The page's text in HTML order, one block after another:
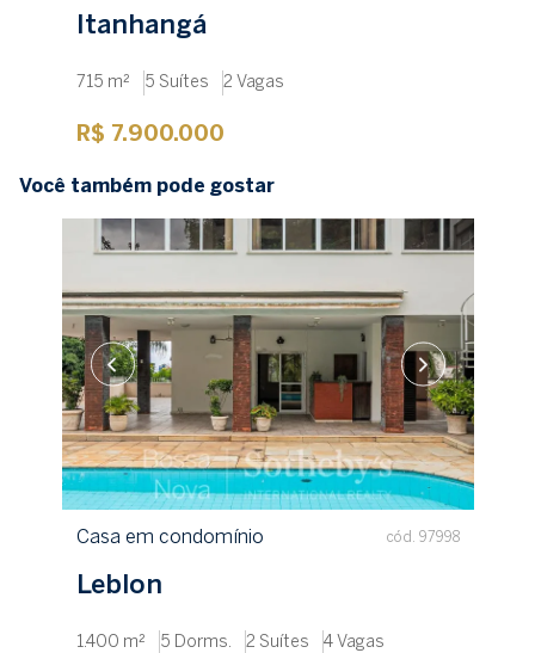
Itanhangá
715 m² 5 Suítes 2 Vagas
R$ 7.900.000
Você também pode gostar
Casa em condomínio cód. 97998
Leblon
1.400 m² 5 Dorms. 2 Suítes 4 Vagas